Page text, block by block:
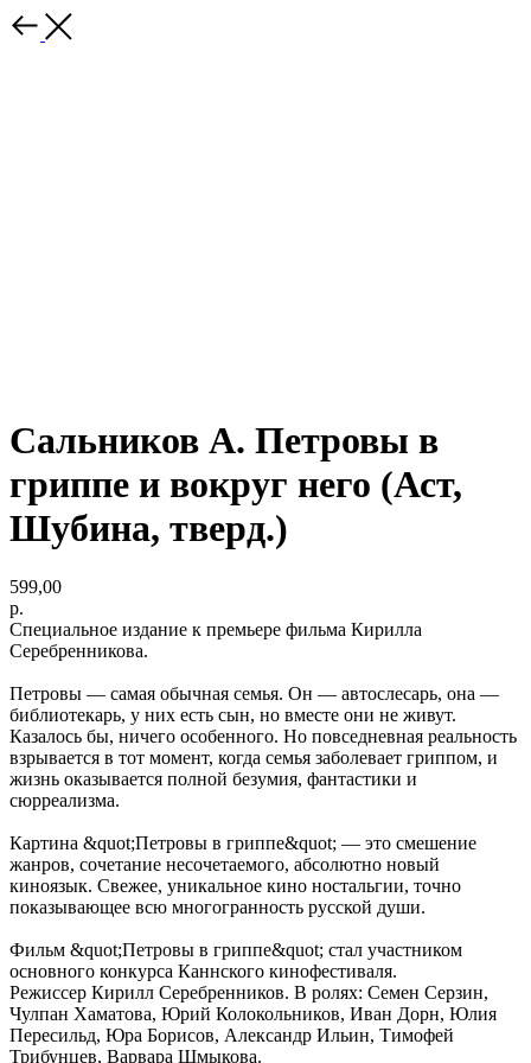
Сальников А. Петровы в
гриппе и вокруг него (Аст,
Шубина, тверд.)
599,00
р.
Специальное издание к премьере фильма Кирилла
Серебренникова.
Петровы — самая обычная семья. Он — автослесарь, она —
библиотекарь, у них есть сын, но вместе они не живут.
Казалось бы, ничего особенного. Но повседневная реальность
взрывается в тот момент, когда семья заболевает гриппом, и
жизнь оказывается полной безумия, фантастики и
сюрреализма.
Картина &quot;Петровы в гриппе&quot; — это смешение
жанров, сочетание несочетаемого, абсолютно новый
киноязык. Свежее, уникальное кино ностальгии, точно
показывающее всю многогранность русской души.
Фильм &quot;Петровы в гриппе&quot; стал участником
основного конкурса Каннского кинофестиваля.
Режиссер Кирилл Серебренников. В ролях: Семен Серзин,
Чулпан Хаматова, Юрий Колокольников, Иван Дорн, Юлия
Пересильд, Юра Борисов, Александр Ильин, Тимофей
Трибунцев, Варвара Шмыкова.